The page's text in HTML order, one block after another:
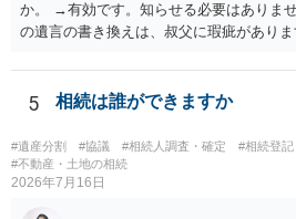
か。 →有効です。知らせる必要はありま
の遺言の書き換えは、叔父に瑕疵があり
ますか。 →本人が自由に決められますの
です。客観的な基準もありません。 ・で
ないということでしょうか。遺言で、受取
と拒否することはできます。理由を説明す
5 相続は誰ができますか
#遺産分割 #協議 #相続人調査・確定
#相続登記
#不動産・土地の相続
2026年7月16日